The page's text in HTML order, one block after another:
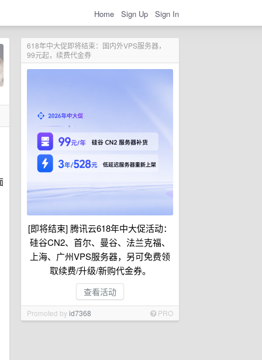
Home Sign Up Sign In
618年中大促即将结束：国内外VPS服务器，
99元起，续费代金券
[即将结束] 腾讯云618年中大促活动：
硅谷CN2、首尔、曼谷、法兰克福、
上海、广州VPS服务器，另可免费领
取续费/升级/新购代金券。
查看活动
Promoted byid7368 PRO